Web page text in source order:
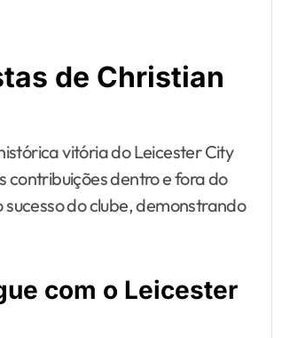
de Christian
vitória do Leicester City
contribuições dentro e fora do
do clube, demonstrando
com o Leicester